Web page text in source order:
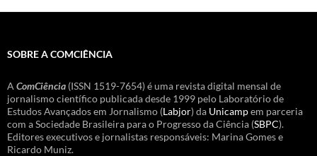
SOBRE A COMCIÊNCIA
A ComCiência (ISSN 1519-7654) é uma revista digital mensal de
jornalismo científico publicada desde 1999 pelo Laboratório de
Estudos Avançados em Jornalismo (Labjor) da Unicampem parceria
com a Sociedade Brasileira para o Progresso da Ciência (SBPC).
Editores executivos e jornalistas responsáveis: Marina Gomes e
Ricardo Muniz.